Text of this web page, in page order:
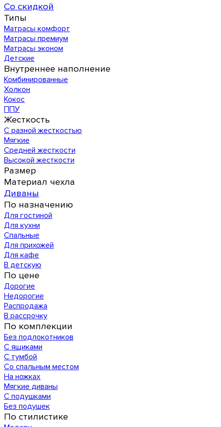
Со скидкой
Типы
Матрасы комфорт
Матрасы премиум
Матрасы эконом
Детские
Внутреннее наполнение
Комбинированные
Холкон
Кокос
ППУ
Жесткость
С разной жесткостью
Мягкие
Средней жесткости
Высокой жесткости
Размер
Материал чехла
Диваны
По назначению
Для гостиной
Для кухни
Спальные
Для прихожей
Для кафе
В детскую
По цене
Дорогие
Недорогие
Распродажа
В рассрочку
По комплекции
Без подлокотников
С ящиками
С тумбой
Со спальным местом
На ножках
Мягкие диваны
С подушками
Без подушек
По стилистике